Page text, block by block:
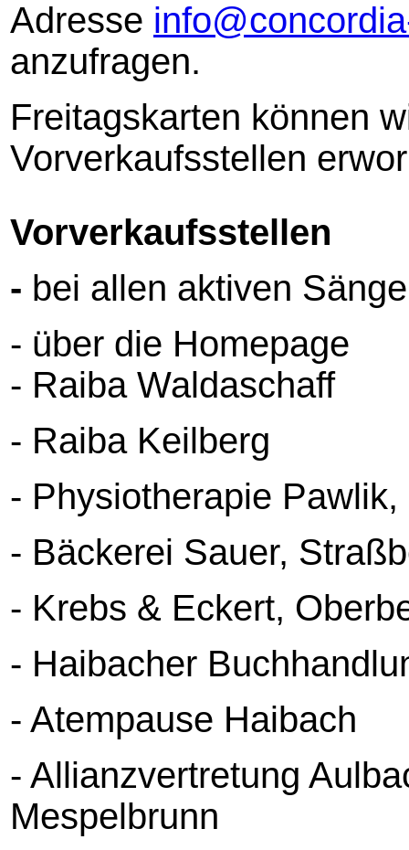
Adresse
anzufragen.
Freitagskarten können
Vorverkaufsstellen
Vorverkaufsstellen
- bei allen aktiven
- über die Homepage
- Raiba Waldaschaff
- Raiba Keilberg
- Physiotherapie
- Bäckerei Sauer,
- Krebs & Eckert,
- Haibacher
- Atempause Haibach
- Allianzvertretung
Mespelbrunn